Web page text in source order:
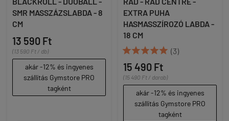
SMR MASSZÁZSLABDA - 8
CM
13 590 Ft
(13 590 Ft / db)
akár -12% és ingyenes
szállítás Gymstore PRO
tagként
EXTRA PUHA
HASMASSZÍROZÓ LABDA -
18 CM
 (3)
15 490 Ft
(15 490 Ft / darab)
akár -12% és ingyenes
szállítás Gymstore PRO
tagként